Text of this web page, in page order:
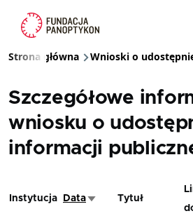
Ścieżka nawigacyjna
Strona główna Wnioski o
Szczegółowe
wniosku o
informacji
Instytucja DataSortuj rosnąco
Tytuł